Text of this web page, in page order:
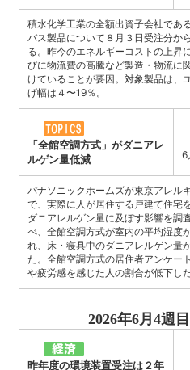
積水化学工業の全額出資子会社であ
バス製品について８月３日受注分か
る。昨今のエネルギーコストの上昇
びに物流費の高騰など製造・物流に
けていることが要因。対象製品は、
げ幅は４〜19％。
「全館空調方式」がダニアレ
ルゲン量低減
6
パナソニックホームズが東京アレル
で、実際に人が居住する戸建て住宅
ダニアレルゲン量に及ぼす影響を調
べ、全館空調方式が室内の平均湿度
れ、床・寝具中のダニアレルゲン量
た。全館空調方式の居住者アンケー
や疲労感を感じた人の割合が低下し
2026年6月4週
昨年度の環境装置受注は２年